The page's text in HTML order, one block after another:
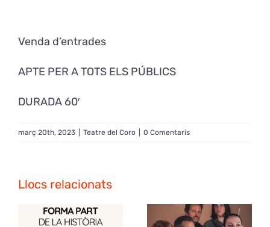
Venda d’entrades
APTE PER A TOTS ELS PÚBLICS
DURADA 60′
març 20th, 2023 Teatre del Coro 0 Comentaris
Llocs relacionats